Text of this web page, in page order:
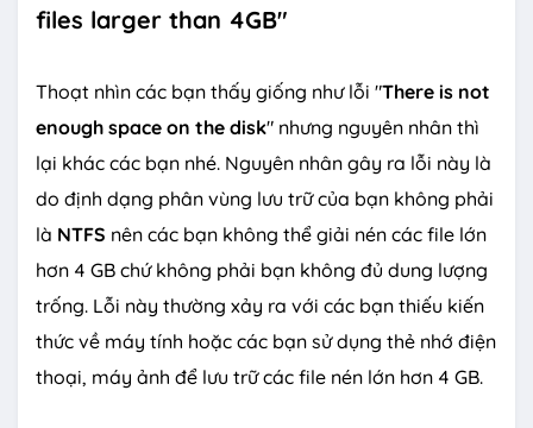
files larger than 4GB"
Thoạt nhìn các bạn thấy giống như lỗi "There is not
enough space on the disk" nhưng nguyên nhân thì
lại khác các bạn nhé. Nguyên nhân gây ra lỗi này là
do định dạng phân vùng lưu trữ của bạn không phải
là NTFS nên các bạn không thể giải nén các file lớn
hơn 4 GB chứ không phải bạn không đủ dung lượng
trống. Lỗi này thường xảy ra với các bạn thiếu kiến
thức về máy tính hoặc các bạn sử dụng thẻ nhớ điện
thoại, máy ảnh để lưu trữ các file nén lớn hơn 4 GB.